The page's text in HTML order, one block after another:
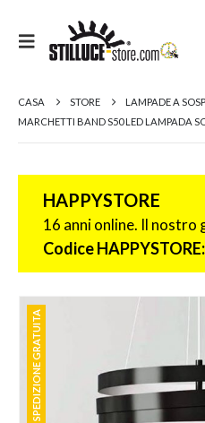
CASA STORE
LAMPADE A
MARCHETTI BAND S50 LED LAMPADA
HAPPYSTORE
16 anni online. Il nostro
Codice
SPEDIZIONE GRATUITA
SPEDIZIONE GRATUITA